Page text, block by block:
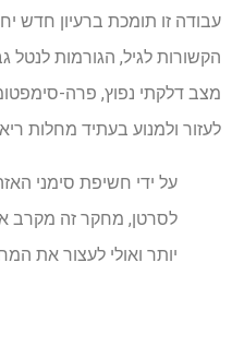
עבודה זו תומכת ברעיון חדש
הקשורות לגיל, הגורמות
מצב דלקתי נפוץ, פרה-
לעזור ולמנוע בעתיד מחלות
על ידי חשיפת סימני
לסרטן, מחקר זה מקרב
יותר ואולי לעצור את